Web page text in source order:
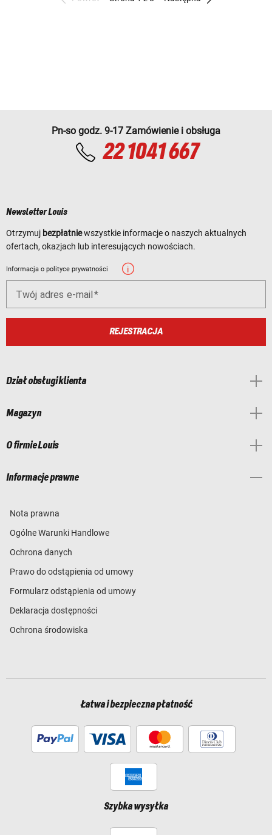
Pn-so godz. 9-17 Zamówienie i obsługa
22 1041 667
Newsletter Louis
Otrzymuj bezpłatniewszystkie informacje o naszych aktualnych
ofertach, okazjach lub interesujących nowościach.
Informacja o polityce prywatności
Twój adres e-mail
REJESTRACJA
Dział obsługi klienta
Magazyn
O firmie Louis
Informacje prawne
Nota prawna
Ogólne Warunki Handlowe
Ochrona danych
Prawo do odstąpienia od umowy
Formularz odstąpienia od umowy
Deklaracja dostępności
Ochrona środowiska
Łatwa i bezpieczna płatność
Szybka wysyłka